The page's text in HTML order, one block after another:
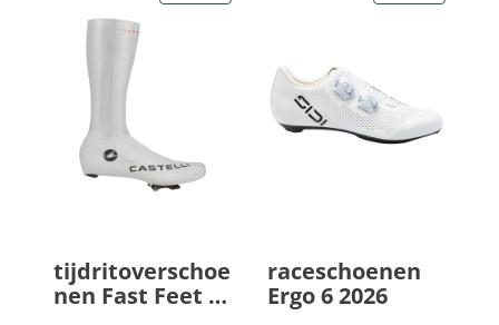
tijdritoverschoe
nen Fast Feet 4
raceschoenen
Ergo 6 2026